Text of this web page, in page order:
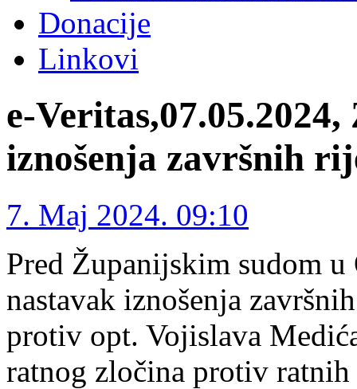
Donacije
Linkovi
e-
iznošenja završnih
7. Maj 2024. 09:10
Pred Županijskim sudom u
nastavak iznošenja
protiv opt. Vojislava
ratnog zločina protiv